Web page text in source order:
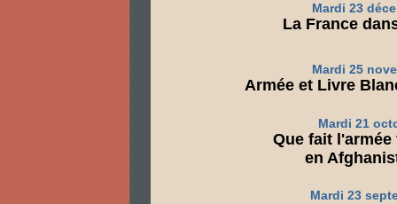
Mardi 23
La France
Mardi 25
Armée et Livre
Mardi 21
Que fait l'armée
en
Mardi 23